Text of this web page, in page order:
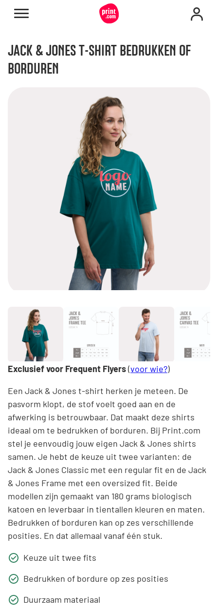
JACK & JONES T-SHIRT BEDRUKKEN OF
BORDUREN
Exclusief voor Frequent Flyers(voor wie?)
Een Jack & Jones t-shirt herken je meteen. De
pasvorm klopt, de stof voelt goed aan en de
afwerking is betrouwbaar. Dat maakt deze shirts
ideaal om te bedrukken of borduren. Bij Print.com
stel je eenvoudig jouw eigen Jack & Jones shirts
samen. Je hebt de keuze uit twee varianten: de
Jack & Jones Classic met een regular fit en de Jack
& Jones Frame met een oversized fit. Beide
modellen zijn gemaakt van 180 grams biologisch
katoen en leverbaar in tientallen kleuren en maten.
Bedrukken of borduren kan op zes verschillende
posities. En dat allemaal vanaf één stuk.
Keuze uit twee fits
Bedrukken of bordure op zes posities
Duurzaam materiaal